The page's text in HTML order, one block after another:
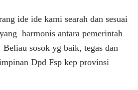
ide ide kami searah dan sesuai
harmonis antara pemerintah
sosok yg baik, tegas dan
Dpd Fsp kep provinsi